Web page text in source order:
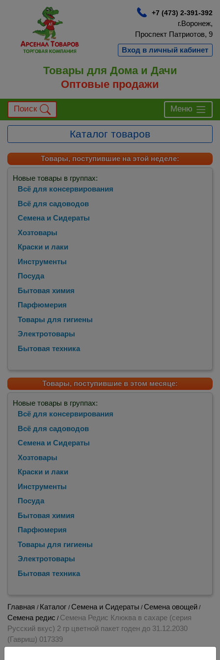
+7 (473) 2-391-392
г.Воронеж,
Проспект Патриотов, 9
Вход в личный кабинет
Товары для Дома и Дачи
Оптовые продажи
Поиск Меню
Каталог товаров
Товары, поступившие на этой неделе:
Новые товары в группах:
Всё для консервирования
Всё для садоводов
Семена и Сидераты
Хозтовары
Краски и лаки
Инструменты
Посуда
Бытовая химия
Парфюмерия
Товары для гигиены
Электротовары
Бытовая техника
Товары, поступившие в этом месяце:
Новые товары в группах:
Всё для консервирования
Всё для садоводов
Семена и Сидераты
Хозтовары
Краски и лаки
Инструменты
Посуда
Бытовая химия
Парфюмерия
Товары для гигиены
Электротовары
Бытовая техника
Главная / Каталог /Семена и Сидераты /Семена овощей /
Семена редис / Семена Редис Клюква в сахаре (серия
Русский вкус) 2 гр цветной пакет годен до 31.12.2030
(Гавриш) 017339